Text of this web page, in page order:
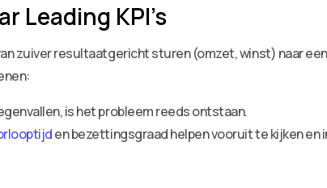
Leading KPI’s
zuiver resultaatgericht sturen (omzet, winst) naar
is het probleem reeds ontstaan.
en bezettingsgraad helpen vooruit te kijken